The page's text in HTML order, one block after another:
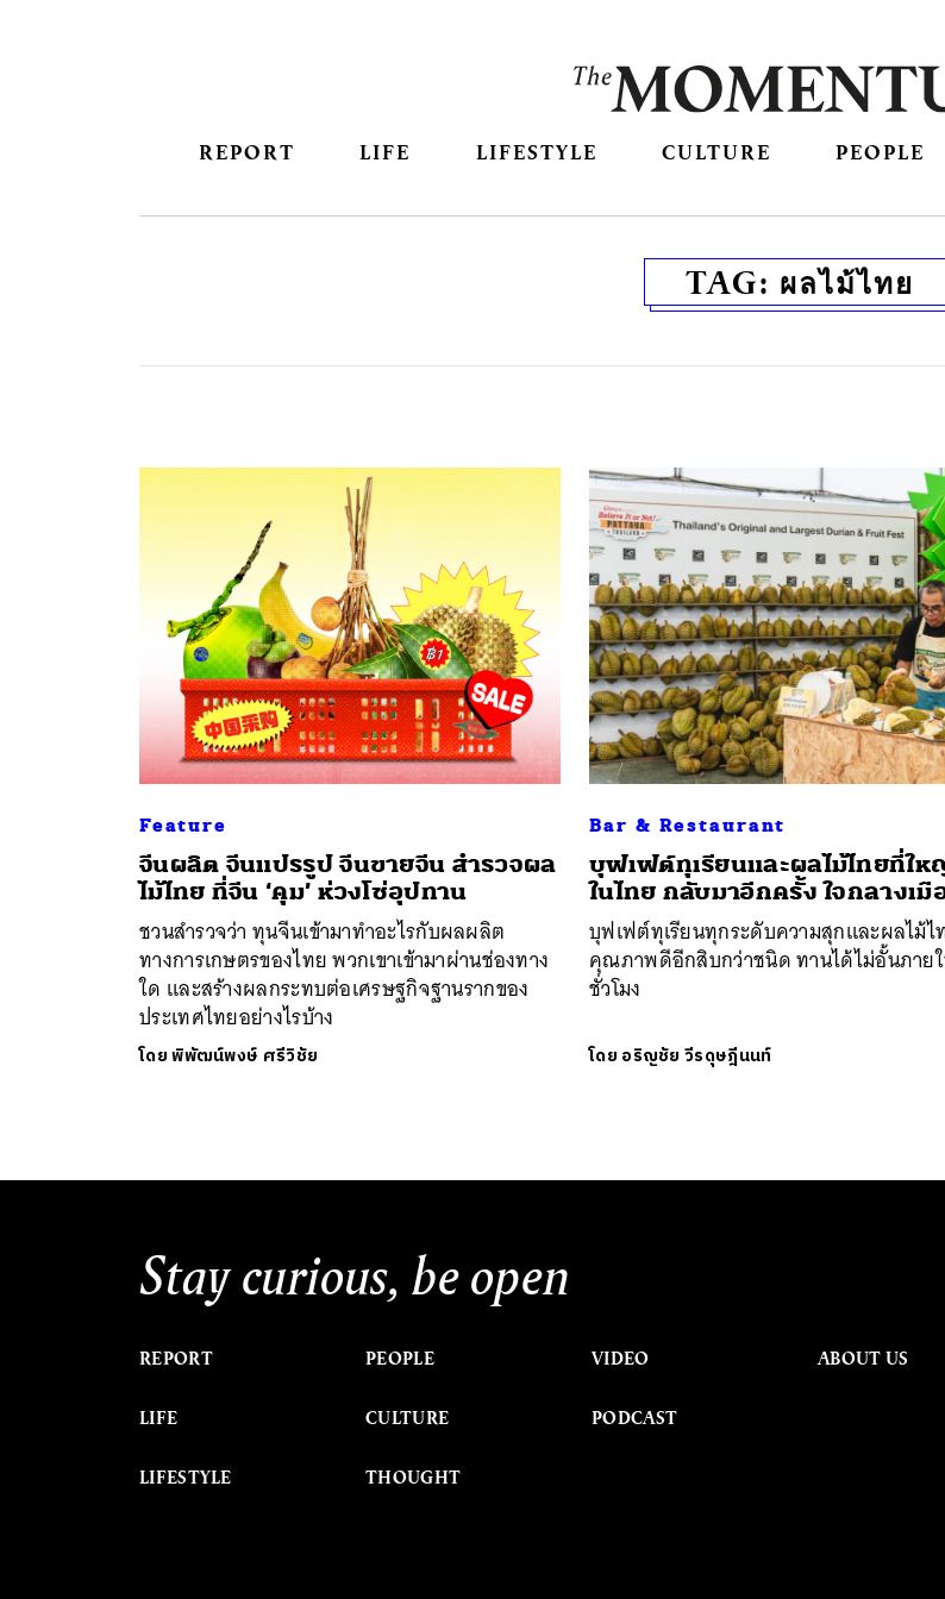
REPORT LIFE LIFESTYLE CULTURE PEOPLE
TAG: ผลไม้ไทย
Feature
จีนผลิต จีนแปรรูป จีนขายจีน สำรวจผล
ไม้ไทย ที่จีน ‘คุม’ ห่วงโซ่อุปทาน
ชวนสำรวจว่า ทุนจีนเข้ามาทำอะไรกับผลผลิต
ทางการเกษตรของไทย พวกเขาเข้ามาผ่านช่องทาง
ใด และสร้างผลกระทบต่อเศรษฐกิจฐานรากของ
ประเทศไทยอย่างไรบ้าง
โดยพิพัฒน์พงษ์ ศรีวิชัย
Bar & Restaurant
บุฟเฟต์ทุเรียนและผลไม้ไทยที่ใ
ในไทย กลับมาอีกครั้ง ใจกลางเมื
บุฟเฟต์ทุเรียนทุกระดับความสุกและผลไม้ไ
คุณภาพดีอีกสิบกว่าชนิด ทานได้ไม่อั้นภายใ
ชั่วโมง
โดย อริญชัย วีรดุษฎีนนท์
Stay curious, be open
REPORT
LIFE
LIFESTYLE
PEOPLE
CULTURE
THOUGHT
VIDEO
PODCAST
ABOUT US
SHARE TWEET LINE